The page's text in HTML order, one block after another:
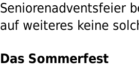
Seniorenadventsfeier
auf weiteres keine
Das Sommerfest